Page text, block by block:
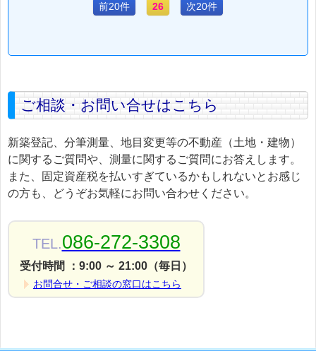
前20件 26 次20件
ご相談・お問い合せはこちら
新築登記、分筆測量、地目変更等の不動産（土地・建物）
に関するご質問や、測量に関するご質問にお答えします。
また、固定資産税を払いすぎているかもしれないとお感じ
の方も、どうぞお気軽にお問い合わせください。
TEL.086-272-3308
受付時間 ：9:00 ～ 21:00（毎日）
お問合せ・ご相談の窓口はこちら